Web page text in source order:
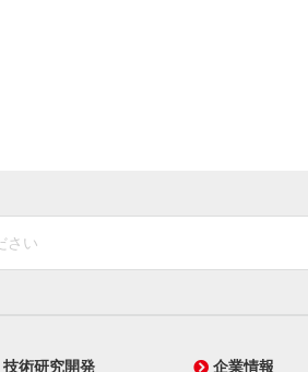
術研究開発 企業情報